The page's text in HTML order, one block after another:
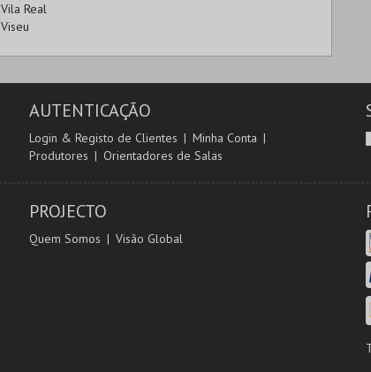
Vila Real
Viseu
AUTENTICAÇÃO
Login & Registo de Clientes
Minha Conta
Produtores
Orientadores de Salas
PROJECTO
Quem Somos Visão Global